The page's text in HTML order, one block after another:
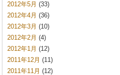
2012年5月 (33)
2012年4月 (36)
2012年3月 (10)
2012年2月 (4)
2012年1月 (12)
2011年12月 (11)
2011年11月 (12)